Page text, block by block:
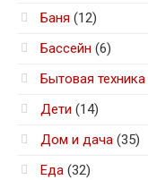
Баня (12)
Бассейн (6)
Бытовая техника
Дети (14)
Дом и дача (35)
Еда (32)